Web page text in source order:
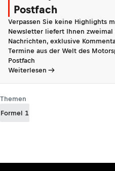
Postfach
Verpassen Sie keine Highlights
Newsletter liefert Ihnen
Nachrichten, exklusive
Termine aus der Welt des
Postfach
Weiterlesen
Themen
Formel 1